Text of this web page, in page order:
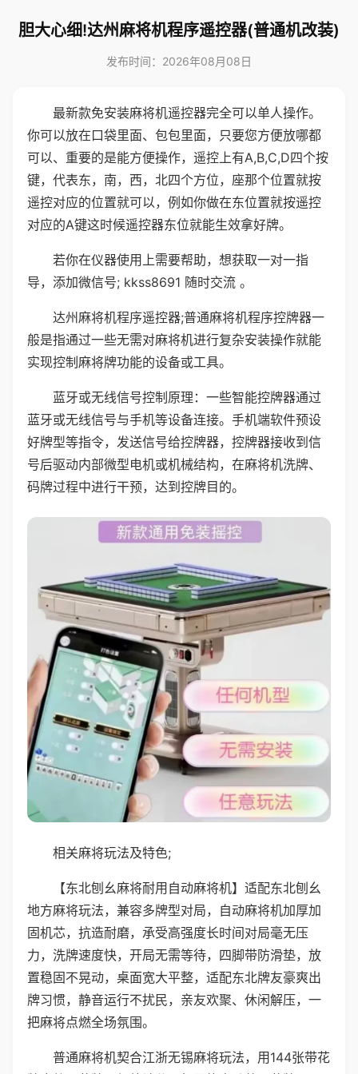
胆大心细!达州麻将机程序遥控器(普通机改装)
发布时间：2026年08月08日
最新款免安装麻将机遥控器完全可以单人操作。
你可以放在口袋里面、包包里面，只要您方便放哪都
可以、重要的是能方便操作，遥控上有A,B,C,D四个按
键，代表东，南，西，北四个方位，座那个位置就按
遥控对应的位置就可以，例如你做在东位置就按遥控
对应的A键这时候遥控器东位就能生效拿好牌。
若你在仪器使用上需要帮助，想获取一对一指
导，添加微信号; kkss8691 随时交流 。
达州麻将机程序遥控器;普通麻将机程序控牌器一
般是指通过一些无需对麻将机进行复杂安装操作就能
实现控制麻将牌功能的设备或工具。
蓝牙或无线信号控制原理：一些智能控牌器通过
蓝牙或无线信号与手机等设备连接。手机端软件预设
好牌型等指令，发送信号给控牌器，控牌器接收到信
号后驱动内部微型电机或机械结构，在麻将机洗牌、
码牌过程中进行干预，达到控牌目的。
相关麻将玩法及特色;
【东北刨幺麻将耐用自动麻将机】适配东北刨幺
地方麻将玩法，兼容多牌型对局，自动麻将机加厚加
固机芯，抗造耐磨，承受高强度长时间对局毫无压
力，洗牌速度快，开局无需等待，四脚带防滑垫，放
置稳固不晃动，桌面宽大平整，适配东北牌友豪爽出
牌习惯，静音运行不扰民，亲友欢聚、休闲解压，一
把麻将点燃全场氛围。
普通麻将机契合江浙无锡麻将玩法，用144张带花